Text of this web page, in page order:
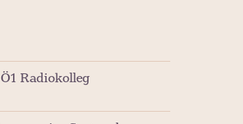
Radiokolleg